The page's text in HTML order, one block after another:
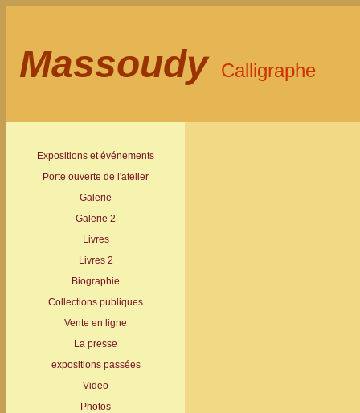
Massoudy Calligraphe
Expositions et événements
Porte ouverte de l'atelier
Galerie
Galerie 2
Livres
Livres 2
Biographie
Collections publiques
Vente en ligne
La presse
expositions passées
Video
Photos